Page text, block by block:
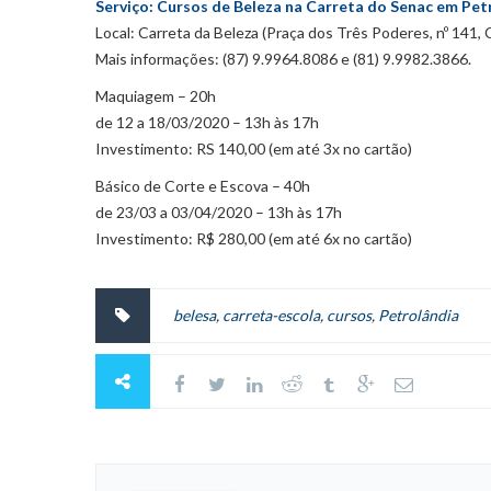
Serviço: Cursos de Beleza na Carreta do Senac em
Local: Carreta da Beleza (Praça dos Três Poderes, nº 141,
Mais informações: (87) 9.9964.8086 e (81) 9.9982.3866.
Maquiagem – 20h
de 12 a 18/03/2020 – 13h às 17h
Investimento: RS 140,00 (em até 3x no cartão)
Básico de Corte e Escova – 40h
de 23/03 a 03/04/2020 – 13h às 17h
Investimento: R$ 280,00 (em até 6x no cartão)
belesa, carreta-escola, cursos, Petrolândia